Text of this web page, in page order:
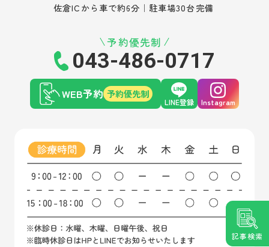
記事検索
佐倉ICから車で約6分｜駐車場30台完備
予約優先制
043-486-0717
WEB予約 予約優先制
LINE登録 Instagram